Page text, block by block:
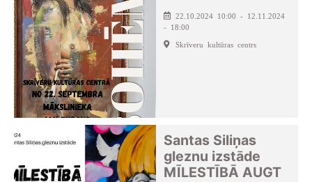
22.10.2024 10:00 - 12.11.2024
- 18:00
Skrīveru kultūras centrs
Santas Siliņas
gleznu izstāde
MĪLESTĪBĀ AUGT